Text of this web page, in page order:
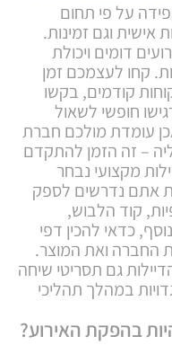
על פי תחום
אישית וגם זמינות.
דומים ויכולת
קחו לעצמכם זמן
קודמים, בקשו
חופשי לשאול
עומדת מולכם חברת
– זה הזמן להתקדם
מקצועי נבחר
אתם נדרשים לספק
קוד הלבוש,
כדאי להכין דפי
החברה ואת המוצר.
גם תסריטי שיחה
במהלך תהליכי
בהפקת האירוע?